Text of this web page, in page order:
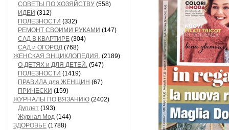
СОВЕТЫ ПО ХОЗЯЙСТВУ (558)
ИДЕИ (312)
ПОЛЕЗНОСТИ (332)
РЕМОНТ СВОИМИ РУКАМИ (147)
САД В КВАРТИРЕ (304)
САД и ОГОРОД (768)
ЖЕНСКАЯ ЭНЦИКЛОПЕДИЯ. (2189)
О ДЕТЯХ и ДЛЯ ДЕТЕЙ. (547)
ПОЛЕЗНОСТИ (1419)
ПРАВИЛА для ЖЕНЩИН (67)
ПРИЧЕСКИ (159)
ЖУРНАЛЫ ПО ВЯЗАНИЮ (2402)
Дуплет (193)
Журнал Мод (144)
ЗДОРОВЬЕ (1788)